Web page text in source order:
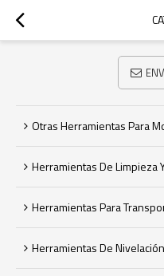
Otras Herramientas Para
Herramientas De Limpieza
Herramientas Para
Herramientas De